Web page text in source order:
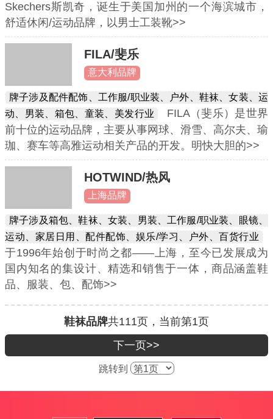
Skechers斯凯奇，诞生于美国加州的一个海滨城市，
舒适休闲/运动品牌，以男士工装靴>>
FILA/斐乐
意大利品牌
牌子涉及配件配饰、工作服/职业装、户外、鞋袜、女装、运
动、男装、箱包、童装、美发行业
FILA（斐乐）是世界
前十位的运动品牌，主要从事网球、滑雪、高尔夫、瑜
珈、赛车等高雅运动相关产品的开发。明快大胆的>>
HOTWIND/热风
上海品牌
牌子涉及箱包、鞋袜、女装、男装、工作服/职业装、眼镜、
运动、家居日用、配件配饰、娱乐/学习、户外、百货行业
于1996年始创于时尚之都——上海，至今已发展成为
国内知名的集设计、精选和销售于一体，商品涵盖鞋
品、服装、包、配饰>>
鞋袜品牌共111页，当前第1页
下一页>>
跳转到